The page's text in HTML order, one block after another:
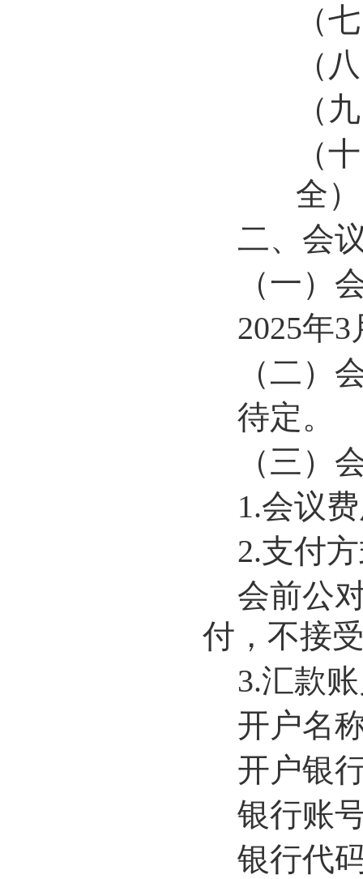
（
（
（
（
全）
二、 会
（一）
2025年3
（二）
待定。
（三）
1.会议
2.支付
会前公
付，不接
3.汇款
开户名
开户银
银行账
银行代